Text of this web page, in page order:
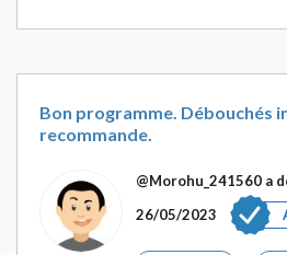
Bon programme. Débouchés
recommande.
@Morohu_241560 a
26/05/2023